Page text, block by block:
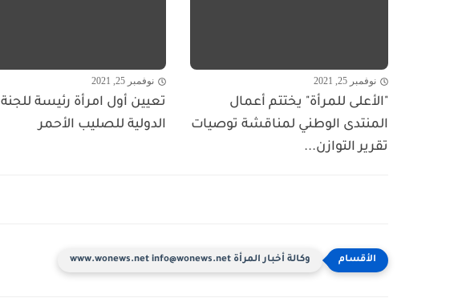
نوفمبر 25, 2021
"الأعلى للمرأة" يختتم أعمال
المنتدى الوطني لمناقشة توصيات
تقرير التوازن...
نوفمبر 25, 2021
تعيين أول امرأة رئيسة للجنة
الدولية للصليب الأحمر
وكالة أخبار المرأة www.wonews.net info@wonews.net